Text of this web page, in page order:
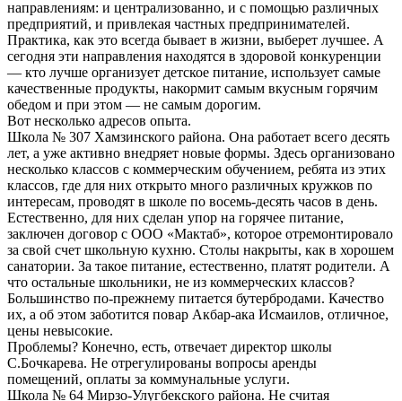
направлениям: и централизованно, и с помощью различных
предприятий, и привлекая частных предпринимателей.
Практика, как это всегда бывает в жизни, выберет лучшее. А
сегодня эти направления находятся в здоровой конкуренции
— кто лучше организует детское питание, использует самые
качественные продукты, накормит самым вкусным горячим
обедом и при этом — не самым дорогим.
Вот несколько адресов опыта.
Школа № 307 Хамзинского района. Она работает всего десять
лет, а уже активно внедряет новые формы. Здесь организовано
несколько классов с коммерческим обучением, ребята из этих
классов, где для них открыто много различных кружков по
интересам, проводят в школе по восемь-десять часов в день.
Естественно, для них сделан упор на горячее питание,
заключен договор с ООО «Мактаб», которое отремонтировало
за свой счет школьную кухню. Столы накрыты, как в хорошем
санатории. За такое питание, естественно, платят родители. А
что остальные школьники, не из коммерческих классов?
Большинство по-прежнему питается бутербродами. Качество
их, а об этом заботится повар Акбар-ака Исмаилов, отличное,
цены невысокие.
Проблемы? Конечно, есть, отвечает директор школы
С.Бочкарева. Не отрегулированы вопросы аренды
помещений, оплаты за коммунальные услуги.
Школа № 64 Мирзо-Улугбекского района. Не считая